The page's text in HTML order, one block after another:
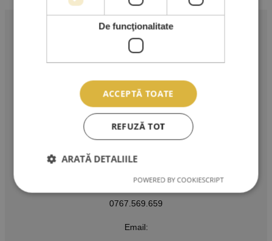
Profesionalism în extensii de gene. Produse premium,
instrumente profesionale și cursuri de specialitate.
Sediu social: București
Strada Murgeni nr. 5
Reg. Com: J40/3049/2023
Tel:
0767.569.659
Email:
De funcţionalitate
ACCEPTĂ TOATE
REFUZĂ TOT
ARATĂ DETALIILE
POWERED BY COOKIESCRIPT